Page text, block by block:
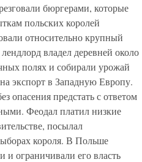
бюргерами, которые
польских королей
относительно крупный
владел деревней около
полях и собирали урожай
экспорт в Западную Европу.
опасения предстать с ответом
Феодал платил низкие
посылал
короля. В Польше
ограничивали его власть